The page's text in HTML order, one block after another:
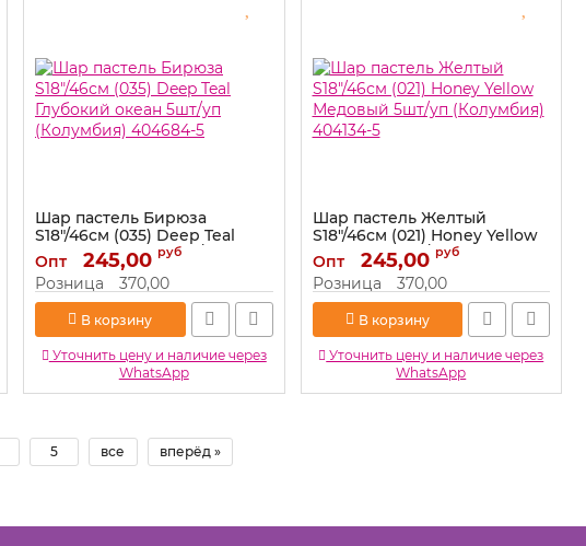
Шар пастель Бирюза
S18"/46см (035) Deep Teal
Глубокий океан 5шт/уп
(Колумбия) 404684-5
Артикул: 404684-5
Опт 245,00 руб
Розница 370,00
В корзину
Уточнить цену и наличие через
WhatsApp
Шар пастель Желтый
S18"/46см (021) Honey Yellow
Медовый 5шт/уп (Колумбия)
404134-5
Артикул: 404134-5
Опт 245,00 руб
Розница 370,00
В корзину
Уточнить цену и наличие через
WhatsApp
5 все вперёд »